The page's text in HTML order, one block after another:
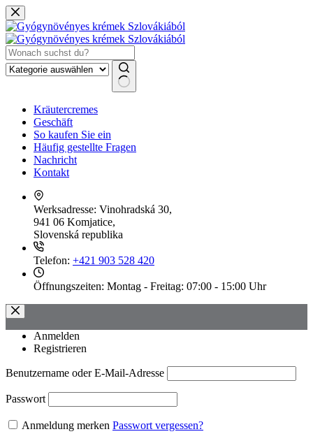
Zum
Inhalt
springen
ErgebnisseKräutercremes
Geschäft
So kaufen Sie ein
Häufig gestellte Fragen
Nachricht
Kontakt
Werksadresse: Vinohradská 30,
941 06 Komjatice,
Slovenská republika
Telefon: +421 903 528 420
Öffnungszeiten: Montag - Freitag: 07:00 - 15:00 Uhr
Anmelden
Registrieren
Benutzername oder E-Mail-Adresse
Passwort
Anmeldung merken Passwort vergessen?